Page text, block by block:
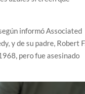
informó Associated
y de su padre, Robert
pero fue asesinado